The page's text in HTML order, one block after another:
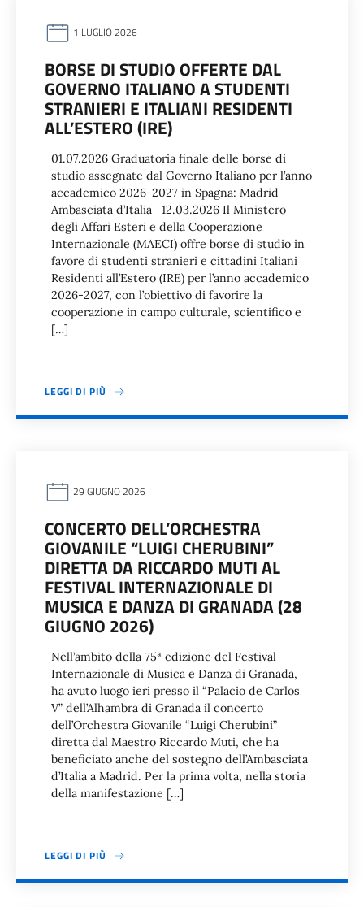
1 LUGLIO 2026
BORSE DI STUDIO OFFERTE DAL
GOVERNO ITALIANO A STUDENTI
STRANIERI E ITALIANI RESIDENTI
ALL’ESTERO (IRE)
01.07.2026 Graduatoria finale delle borse di
studio assegnate dal Governo Italiano per l’anno
accademico 2026-2027 in Spagna: Madrid
Ambasciata d’Italia 12.03.2026 Il Ministero
degli Affari Esteri e della Cooperazione
Internazionale (MAECI) offre borse di studio in
favore di studenti stranieri e cittadini Italiani
Residenti all’Estero (IRE) per l’anno accademico
2026-2027, con l’obiettivo di favorire la
cooperazione in campo culturale, scientifico e
[…]
LEGGI DI PIÙ
29 GIUGNO 2026
CONCERTO DELL’ORCHESTRA
GIOVANILE “LUIGI CHERUBINI”
DIRETTA DA RICCARDO MUTI AL
FESTIVAL INTERNAZIONALE DI
MUSICA E DANZA DI GRANADA (28
GIUGNO 2026)
Nell’ambito della 75ª edizione del Festival
Internazionale di Musica e Danza di Granada,
ha avuto luogo ieri presso il “Palacio de Carlos
V” dell’Alhambra di Granada il concerto
dell’Orchestra Giovanile “Luigi Cherubini”
diretta dal Maestro Riccardo Muti, che ha
beneficiato anche del sostegno dell’Ambasciata
d’Italia a Madrid. Per la prima volta, nella storia
della manifestazione […]
LEGGI DI PIÙ